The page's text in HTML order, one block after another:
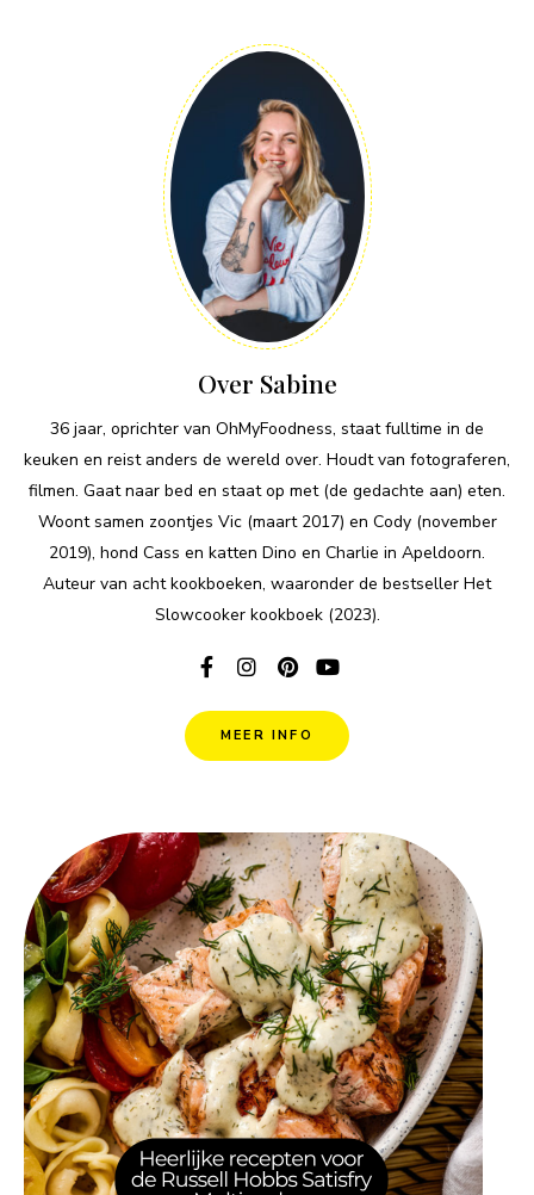
Over Sabine
36 jaar, oprichter van OhMyFoodness, staat fulltime in de
keuken en reist anders de wereld over. Houdt van fotograferen,
filmen. Gaat naar bed en staat op met (de gedachte aan) eten.
Woont samen zoontjes Vic (maart 2017) en Cody (november
2019), hond Cass en katten Dino en Charlie in Apeldoorn.
Auteur van acht kookboeken, waaronder de bestseller Het
Slowcooker kookboek (2023).
MEER INFO